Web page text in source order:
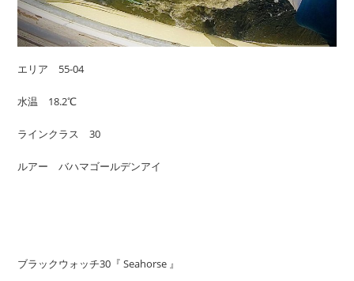
エリア 55-04
水温 18.2℃
ラインクラス 30
ルアー バハマゴールデンアイ
ブラックウォッチ30『 Seahorse 』